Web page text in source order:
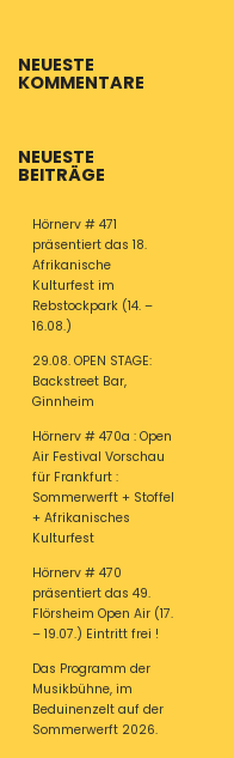
NEUESTE
KOMMENTARE
NEUESTE
BEITRÄGE
Hörnerv # 471
präsentiert das 18.
Afrikanische
Kulturfest im
Rebstockpark (14. –
16.08.)
29.08. OPEN STAGE:
Backstreet Bar,
Ginnheim
Hörnerv # 470a : Open
Air Festival Vorschau
für Frankfurt :
Sommerwerft + Stoffel
+ Afrikanisches
Kulturfest
Hörnerv # 470
präsentiert das 49.
Flörsheim Open Air (17.
– 19.07.) Eintritt frei !
Das Programm der
Musikbühne, im
Beduinenzelt auf der
Sommerwerft 2026.